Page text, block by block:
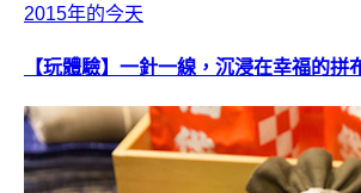
2015年的今天
【玩體驗】一針一線，沉浸在幸福的拼